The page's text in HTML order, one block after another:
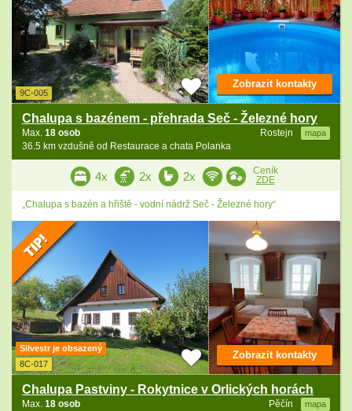
9C-005
Chalupa s bazénem - přehrada Seč - Železné hory
Rostejn mapa
Max. 18 osob
36.5 km vzdušně od Restaurace a chata Polanka
Zobrazit kontakty
4x 2x 2x
Ceník
ZDE
„Chalupa s bazén a hřiště - vodní nádrž Seč - Železné hory“
Silvestr je obsazený
8C-017
Chalupa Pastviny - Rokytnice v Orlických horách
Pěčín mapa
Max. 18 osob
Zobrazit kontakty